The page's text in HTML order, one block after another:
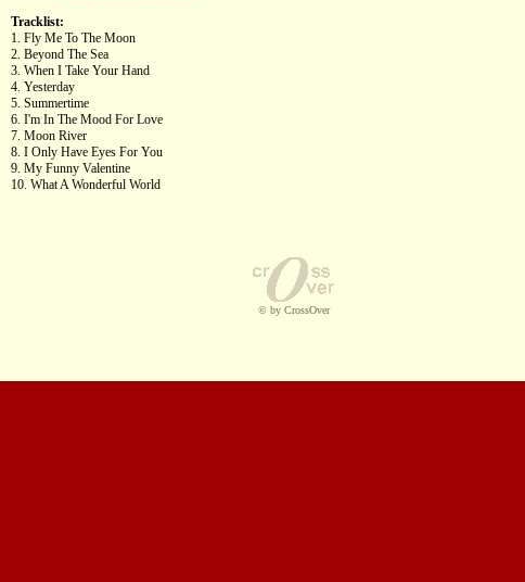
Tracklist:
1. Fly Me To The Moon
2. Beyond The Sea
3. When I Take Your Hand
4. Yesterday
5. Summertime
6. I'm In The Mood For Love
7. Moon River
8. I Only Have Eyes For You
9. My Funny Valentine
10. What A Wonderful World
© by CrossOver